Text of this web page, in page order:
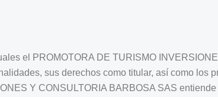
el PROMOTORA DE TURISMO
sus derechos como titular, así como los
Y CONSULTORIA BARBOSA SAS